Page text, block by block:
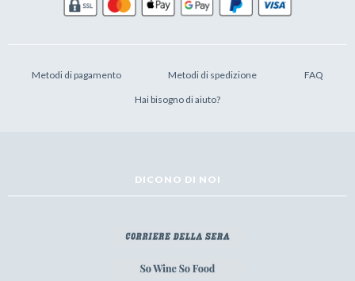
Metodi di pagamento Metodi di spedizione FAQ
Hai bisogno di aiuto?
DICONO DI NOI